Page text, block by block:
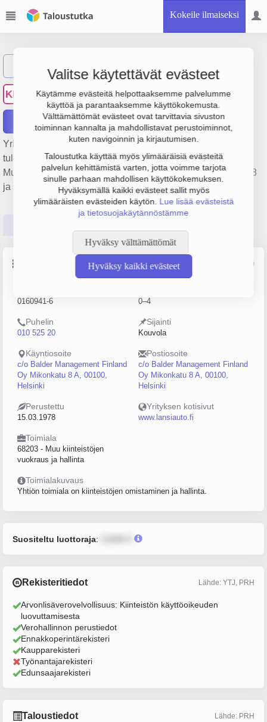
Kokeile ilmaiseksi
Valitse käytettävät evästeet
Käytämme evästeitä helpottaaksemme palvelumme
käyttöä ja parantaaksemme käyttökokemusta.
Välttämättömät evästeet ovat tarvittavia sivuston
toiminnan kannalta ja mahdollistavat perustoiminnot,
kuten navigoinnin ja kirjautumisen.
Taloustutka käyttää myös ylimääräisiä evästeitä
palvelun kehittämistä varten, jotta voimme tarjota
sinulle parhaan mahdollisen käyttökokemuksen.
Hyväksymällä kaikki evästeet sallit myös
ylimääräisten evästeiden käytön. Lue lisää evästeistä
ja tietosuojakäytännöstämme
Hyväksy välttämättömät
Hyväksy kaikki evästeet
KM Kymen Moottoritalo Oy
Raportit
Yrityksen Kymen Moottoritalo Oy liikevaihto on 1.1 milj. €,
tulos 949 000 € ja henkilöstömäärä 0. Sen päätoimiala on
Muu kiinteistöjen vuokraus ja hallinta, perustamisvuosi 1978
ja sijainti Kouvola. Yrityksen yhtiömuoto Osakeyhtiö (OY).
Lähde: YTJ, PRH, Traficom
0160941-6 0–4
Puhelin
010 525 20
Sijainti
Kouvola
Käyntiosoite
c/o Balder Management Finland
Oy Mikonkatu 8 A, 00100,
Helsinki
Postiosoite
c/o Balder Management Finland
Oy Mikonkatu 8 A, 00100,
Helsinki
Perustettu
15.03.1978
Yrityksen kotisivut
www.lansiauto.fi
Toimiala
68203 - Muu kiinteistöjen
vuokraus ja hallinta
Toimialakuvaus
Yhtiön toimiala on kiinteistöjen omistaminen ja hallinta.
Suositeltu luottoraja:
Rekisteritiedot Lähde: YTJ, PRH
Arvonlisäverovelvollisuus: Kiinteistön käyttöoikeuden
luovuttamisesta
Verohallinnon perustiedot
Ennakkoperintärekisteri
Kaupparekisteri
Työnantajarekisteri
Edunsaajarekisteri
Taloustiedot Lähde: PRH